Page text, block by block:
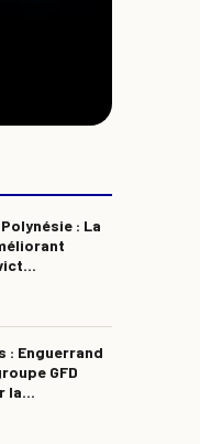
: La
: Enguerrand
GFD
la...